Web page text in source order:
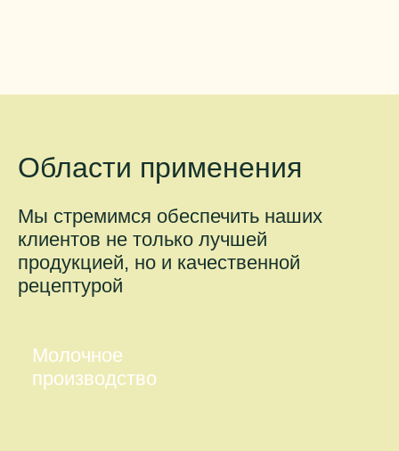
Области применения
Мы стремимся обеспечить наших
клиентов не только лучшей
продукцией, но и качественной
рецептурой
Молочное
производство